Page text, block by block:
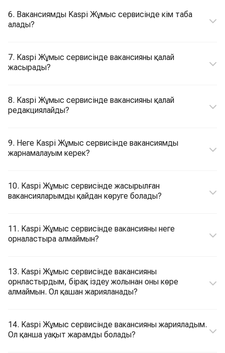
6. Вакансиямды Kaspi Жұмыс сервисінде кім таба
алады?
7. Kaspi Жұмыс сервисінде вакансияны қалай
жасырады?
8. Kaspi Жұмыс сервисінде вакансияны қалай
редакциялайды?
9. Неге Kaspi Жұмыс сервисінде вакансиямды
жарнамалауым керек?
10. Kaspi Жұмыс сервисінде жасырылған
вакансияларымды қайдан көруге болады?
11. Kaspi Жұмыс сервисінде вакансияны неге
орналастыра алмаймын?
13. Kaspi Жұмыс сервисінде вакансияны
орнластырдым, бірақ іздеу жолынан оны көре
алмаймын. Ол қашан жарияланады?
14. Kaspi Жұмыс сервисінде вакансияны жарияладым.
Ол қанша уақыт жарамды болады?